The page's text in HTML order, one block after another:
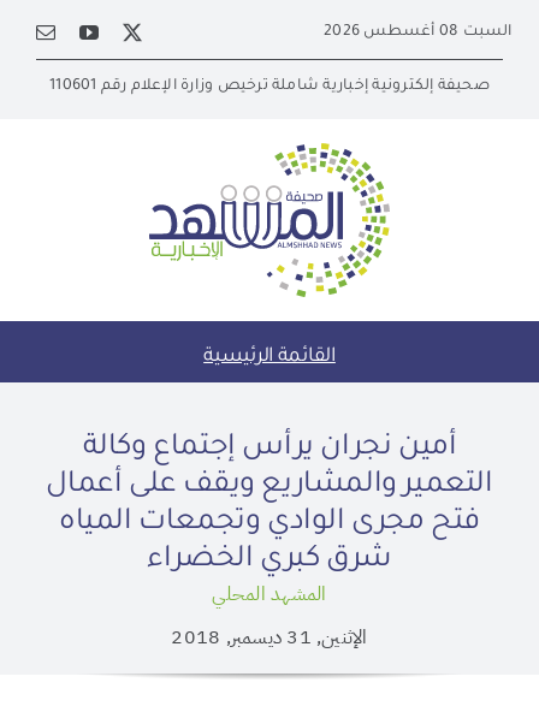
content
السبت 08 أغسطس 2026
صحيفة إلكترونية إخبارية شاملة ترخيص وزارة الإعلام رقم 110601
القائمة الرئيسية
أمين نجران يرأس إجتماع وكالة
التعمير والمشاريع ويقف على أعمال
فتح مجرى الوادي وتجمعات المياه
شرق كبري الخضراء
المشهد المحلي
الإثنين, 31 ديسمبر, 2018